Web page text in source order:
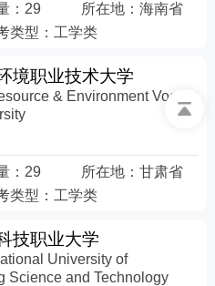
：29 所在地： 海南省
类型：工学类
境职业技术大学
& Environment Voc-
： 29 所在地： 甘肃省
类型： 工学类
技职业大学
University of
Science and Technology